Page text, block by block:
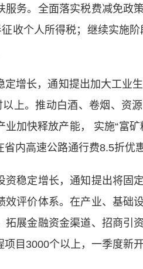
服务。全面落实税费减免政
收个人所得税；继续实施
长，通知提出加大工业生
上。推动白酒、卷烟、资
业加快释放产能， 实施“富
内高速公路通行费8.5折优
稳定增长，通知提出将固
效评价体系。在产业、基础
拓展金融资金渠道、招商引
项目3000个以上，一季度新